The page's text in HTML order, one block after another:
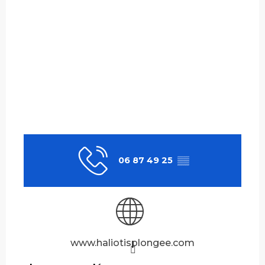
06 87 49 25 ▒▒
www.haliotisplongee.com